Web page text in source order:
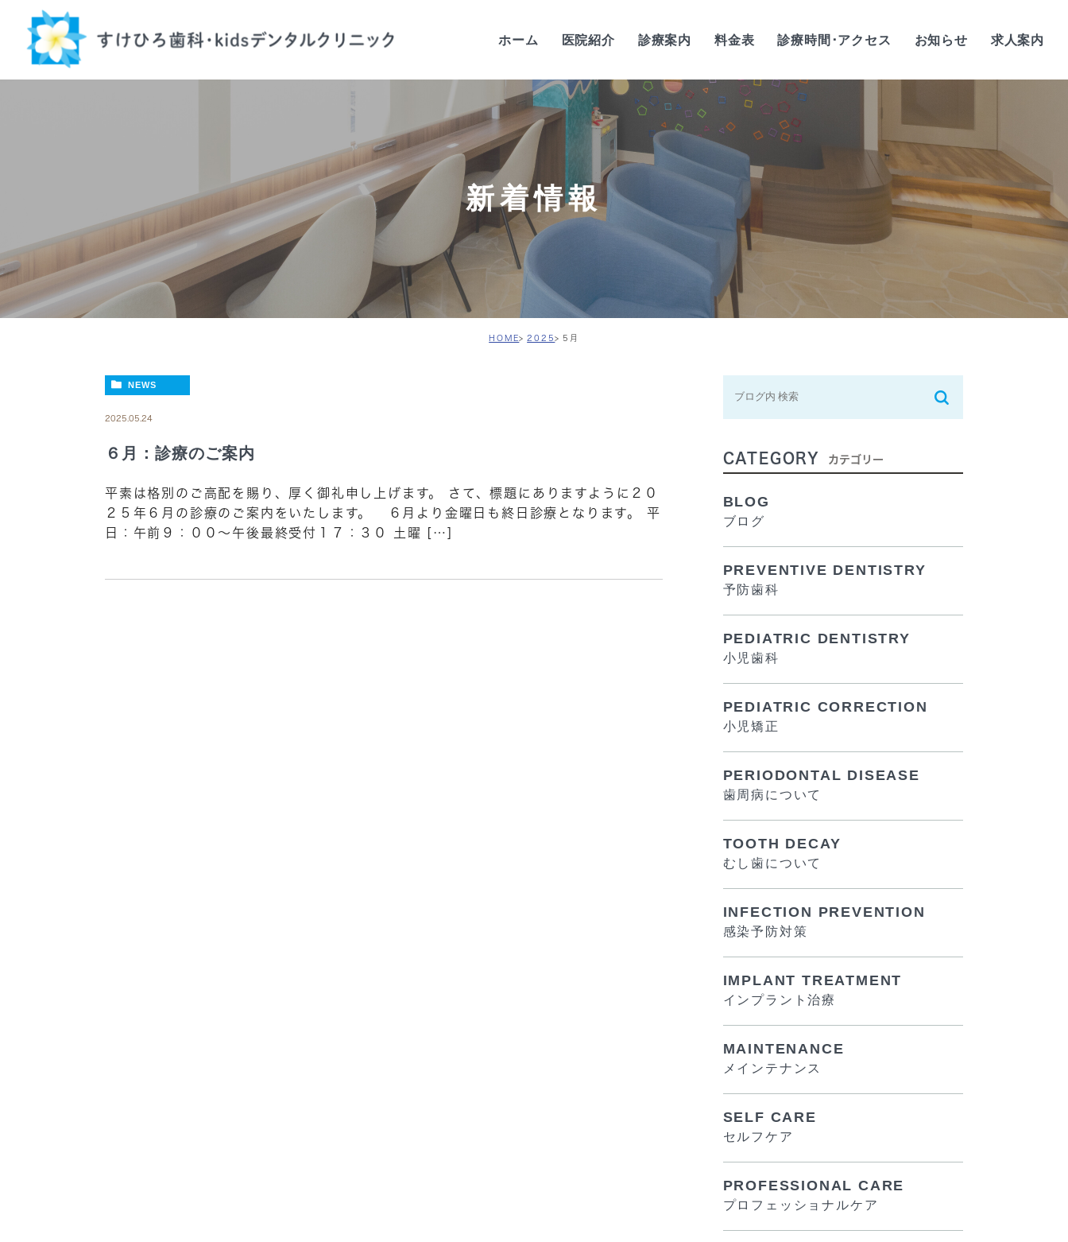
ホーム 医院紹介
当院の特徴
歯科医師紹介
当院の感染予防対策
院内紹介
設備紹介
診療時間・アクセス
求人案内
診療案内 料金表 診療時間･アクセス お知らせ 求人案内
アルバイト・パート
歯科助手/正社員
新着情報
HOME 2025 5月
NEWS
2025.05.24
６月：診療のご案内
平素は格別のご高配を賜り、厚く御礼申し上げます。 さて、標題にありますように２０
２５年６月の診療のご案内をいたします。 ６月より金曜日も終日診療となります。 平
日：午前９：００～午後最終受付１７：３０ 土曜 […]
CATEGORY カテゴリー
BLOG
ブログ
PREVENTIVE DENTISTRY
予防歯科
PEDIATRIC DENTISTRY
小児歯科
PEDIATRIC CORRECTION
小児矯正
PERIODONTAL DISEASE
歯周病について
TOOTH DECAY
むし歯について
INFECTION PREVENTION
感染予防対策
IMPLANT TREATMENT
インプラント治療
MAINTENANCE
メインテナンス
SELF CARE
セルフケア
PROFESSIONAL CARE
プロフェッショナルケア